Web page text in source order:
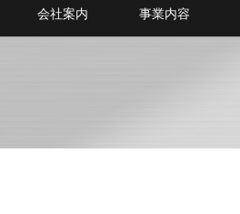
会社案内 事業内容